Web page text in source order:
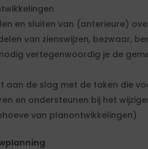
en sluiten van (anterieure)
van zienswijzen, bezwaar,
vertegenwoordig je de
aan de slag met de taken die
en ondersteunen bij het
van planontwikkelingen)